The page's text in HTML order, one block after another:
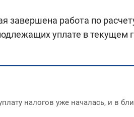
завершена работа по
уплате в текущем
налогов уже началась, и в